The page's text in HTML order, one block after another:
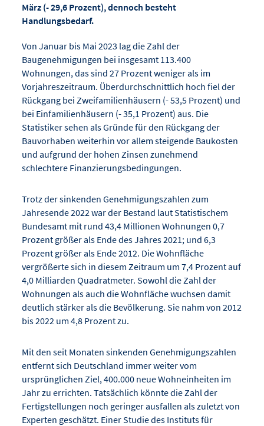
März (- 29,6 Prozent), dennoch besteht
Handlungsbedarf.
Von Januar bis Mai 2023 lag die Zahl der
Baugenehmigungen bei insgesamt 113.400
Wohnungen, das sind 27 Prozent weniger als im
Vorjahreszeitraum. Überdurchschnittlich hoch fiel der
Rückgang bei Zweifamilienhäusern (- 53,5 Prozent) und
bei Einfamilienhäusern (- 35,1 Prozent) aus. Die
Statistiker sehen als Gründe für den Rückgang der
Bauvorhaben weiterhin vor allem steigende Baukosten
und aufgrund der hohen Zinsen zunehmend
schlechtere Finanzierungsbedingungen.
Trotz der sinkenden Genehmigungszahlen zum
Jahresende 2022 war der Bestand laut Statistischem
Bundesamt mit rund 43,4 Millionen Wohnungen 0,7
Prozent größer als Ende des Jahres 2021; und 6,3
Prozent größer als Ende 2012. Die Wohnfläche
vergrößerte sich in diesem Zeitraum um 7,4 Prozent auf
4,0 Milliarden Quadratmeter. Sowohl die Zahl der
Wohnungen als auch die Wohnfläche wuchsen damit
deutlich stärker als die Bevölkerung. Sie nahm von 2012
bis 2022 um 4,8 Prozent zu.
Mit den seit Monaten sinkenden Genehmigungszahlen
entfernt sich Deutschland immer weiter vom
ursprünglichen Ziel, 400.000 neue Wohneinheiten im
Jahr zu errichten. Tatsächlich könnte die Zahl der
Fertigstellungen noch geringer ausfallen als zuletzt von
Experten geschätzt. Einer Studie des Instituts für